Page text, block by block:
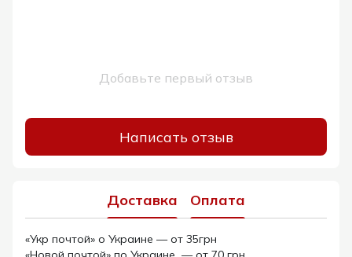
Добавьте первый отзыв
Написать отзыв
Доставка Оплата
«Укр почтой» о Украине — от 35грн